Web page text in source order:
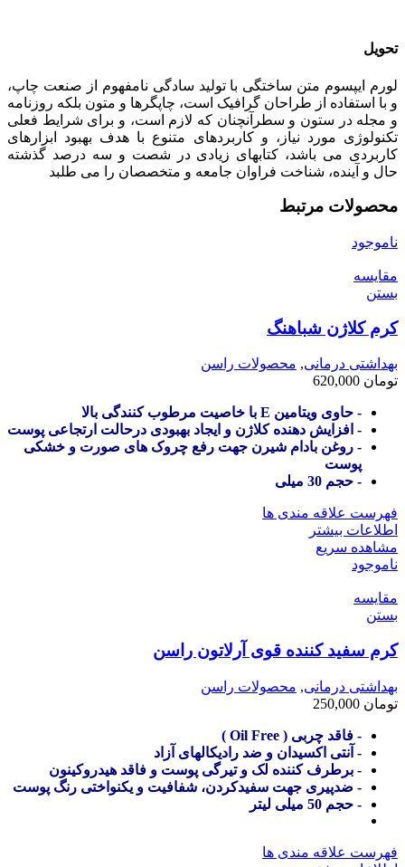
تحویل
لورم ایپسوم متن ساختگی با تولید سادگی نامفهوم از صنعت چاپ،
و با استفاده از طراحان گرافیک است، چاپگرها و متون بلکه روزنامه
و مجله در ستون و سطرآنچنان که لازم است، و برای شرایط فعلی
تکنولوژی مورد نیاز، و کاربردهای متنوع با هدف بهبود ابزارهای
کاربردی می باشد، کتابهای زیادی در شصت و سه درصد گذشته
حال و آینده، شناخت فراوان جامعه و متخصصان را می طلبد
محصولات مرتبط
ناموجود
مقایسه
بستن
کرم کلاژن شباهنگ
بهداشتی درمانی, محصولات راسن
تومان
- حاوی ویتامین E با خاصیت مرطوب کنندگی بالا
- افزایش دهنده کلاژن و ایجاد بهبودی درحالت ارتجاعی پوست
- روغن بادام شیرن جهت رفع چروک های صورت و خشکی
پوست
- حجم 30 میلی
فهرست علاقه مندی ها
اطلاعات بیشتر
مشاهده سریع
ناموجود
مقایسه
بستن
کرم سفید کننده قوی آرلاتون راسن
بهداشتی درمانی, محصولات راسن
تومان
- فاقد چربی ( Oil Free )
- آنتی اکسیدان و ضد رادیکالهای آزاد
- برطرف کننده لک و تیرگی پوست و فاقد هیدروکینون
- ضدپیری جهت سفیدکردن، شفافیت و یکنواختی رنگ پوست
- حجم 50 میلی لیتر
فهرست علاقه مندی ها